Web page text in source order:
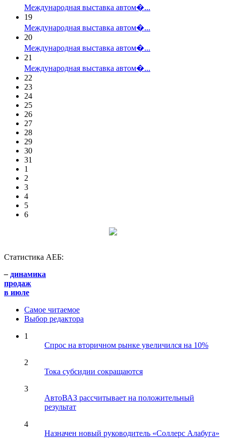
Международная выставка автом�...
19
Международная выставка автом�...
20
Международная выставка автом�...
21
Международная выставка автом�...
22
23
24
25
26
27
28
29
30
31
1
2
3
4
5
6
Статистика АЕБ:
– динамика
продаж
в июле
Самое читаемое
Выбор редактора
1
Спрос на вторичном рынке увеличился на 10%
2
Тока субсидии сокращаются
3
АвтоВАЗ рассчитывает на положительный
результат
4
Назначен новый руководитель «Соллерс Алабуга»